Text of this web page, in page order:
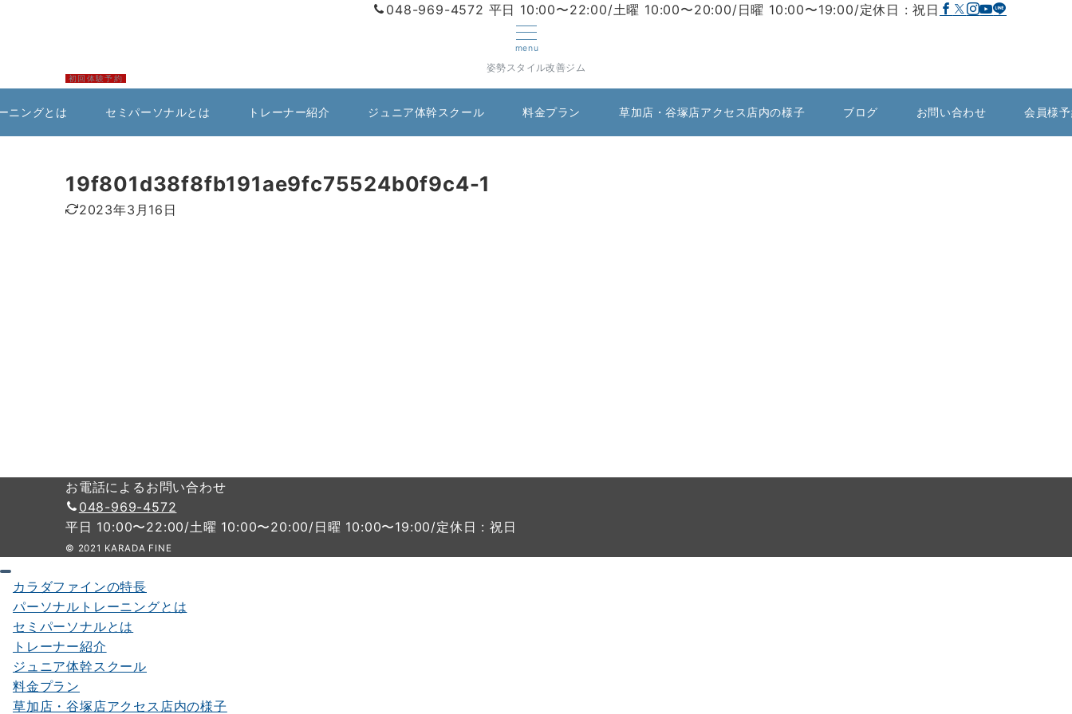
048-969-4572 平日 10:00〜22:00/土曜 10:00〜20:00/日曜 10:00〜19:00/定休日 : 祝日
menu
姿勢スタイル改善ジム
初回体験予約
ニングとは セミパーソナルとは トレーナー紹介 ジュニア体幹スクール 料金プラン 草加店・谷塚店アクセス店内の様子 ブログ お問い合わせ 会員様
19f801d38f8fb191ae9fc75524b0f9c4-1
2023年3月16日
お電話によるお問い合わせ
048-969-4572
平日 10:00〜22:00/土曜 10:00〜20:00/日曜 10:00〜19:00/定休日 : 祝日
© 2021 KARADA FINE
カラダファインの特長
パーソナルトレーニングとは
セミパーソナルとは
トレーナー紹介
ジュニア体幹スクール
料金プラン
草加店・谷塚店アクセス店内の様子